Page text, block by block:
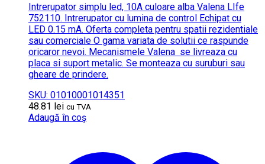
Intrerupator simplu led, 10A culoare alba Valena LIfe
752110. Intrerupator cu lumina de control Echipat cu
LED 0.15 mA. Oferta completa pentru spatii rezidentiale
sau comerciale O gama variata de solutii ce raspunde
oricaror nevoi. Mecanismele Valena se livreaza cu
placa si suport metalic. Se monteaza cu suruburi sau
gheare de prindere.
SKU: 01010001014351
48.81 lei cu TVA
Adaugă în coș